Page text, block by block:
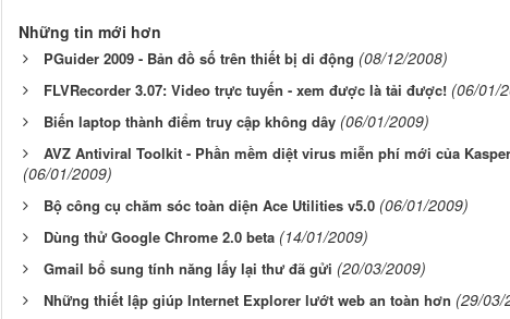
Những tin mới hơn
PGuider 2009 - Bản đồ số trên thiết bị di động (08/12/2008)
FLVRecorder 3.07: Video trực tuyến - xem được là tải được! (06/01/
Biến laptop thành điểm truy cập không dây (06/01/2009)
AVZ Antiviral Toolkit - Phần mềm diệt virus miễn phí mới của
(06/01/2009)
Bộ công cụ chăm sóc toàn diện Ace Utilities v5.0 (06/01/2009)
Dùng thử Google Chrome 2.0 beta (14/01/2009)
Gmail bổ sung tính năng lấy lại thư đã gửi (20/03/2009)
Những thiết lập giúp Internet Explorer lướt web an toàn hơn (29/03/